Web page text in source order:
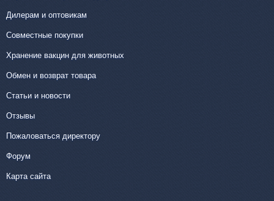
Дилерам и оптовикам
Совместные покупки
Хранение вакцин для животных
Обмен и возврат товара
Статьи и новости
Отзывы
Пожаловаться директору
Форум
Карта сайта